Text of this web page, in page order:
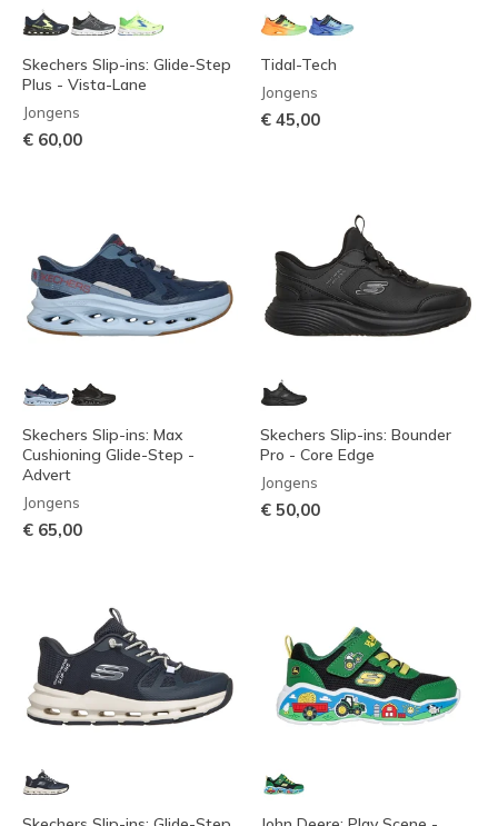
Skechers Slip-ins: Glide-Step
Plus - Vista-Lane
Jongens
€ 60,00
Tidal-Tech
Jongens
€ 45,00
Skechers Slip-ins: Max
Cushioning Glide-Step -
Advert
Jongens
€ 65,00
Skechers Slip-ins: Bounder
Pro - Core Edge
Jongens
€ 50,00